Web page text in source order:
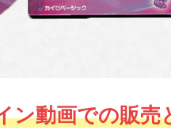
ン動画での販売